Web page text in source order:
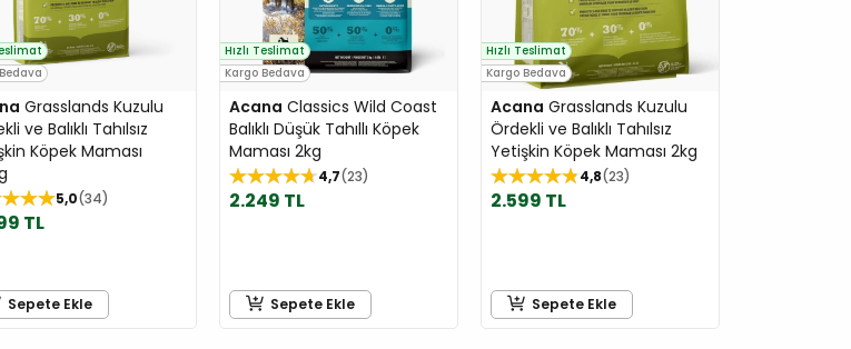
Grasslands Kuzulu
ve Balıklı Tahılsız
Köpek Maması
5,0 34
TL
Sepete Ekle
Kargo Bedava
Hızlı Teslimat
Acana Classics Wild Coast
Balıklı Düşük Tahıllı Köpek
Maması 2kg
4,7 23
2.249 TL
Sepete Ekle
Kargo Bedava
Hızlı Teslimat
Acana Grasslands Kuzulu
Ördekli ve Balıklı Tahılsız
Yetişkin Köpek Maması 2kg
4,8 23
2.599 TL
Sepete Ekle